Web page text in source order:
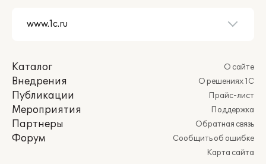
Каталог
Внедрения
Публикации
Мероприятия
Партнеры
Форум
О сайте
О решениях 1С
Прайс-лист
Поддержка
Обратная связь
Сообщить об ошибке
Карта сайта